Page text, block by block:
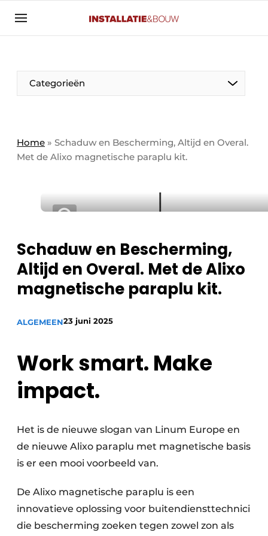
Aanmelden
Banner overzicht
BedrijvenAanmeldenBedankt voor de aanmelding
Contact
Evenement aanmelden
Meest gelezen
Podcasts
Privacy / Cookie statement
Vacature aanmelden
Vacatures
Video’s
Categorieën
Panelgesprek
HVAC
Sanitair
Brandbeveiliging
Ventilatie
Home » Schaduw en Bescherming, Altijd en Overal.
Met de Alixo magnetische paraplu kit.
Schaduw en Bescherming,
Altijd en Overal. Met de Alixo
magnetische paraplu kit.
ALGEMEEN23 juni 2025
Work smart. Make
impact.
Het is de nieuwe slogan van Linum Europe en
de nieuwe Alixo paraplu met magnetische basis
is er een mooi voorbeeld van.
De Alixo magnetische paraplu is een
innovatieve oplossing voor buitendiensttechnici
die bescherming zoeken tegen zowel zon als